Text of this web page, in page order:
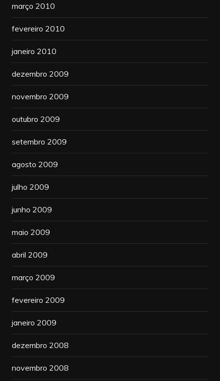
março 2010
fevereiro 2010
janeiro 2010
dezembro 2009
novembro 2009
outubro 2009
setembro 2009
agosto 2009
julho 2009
junho 2009
maio 2009
abril 2009
março 2009
fevereiro 2009
janeiro 2009
dezembro 2008
novembro 2008